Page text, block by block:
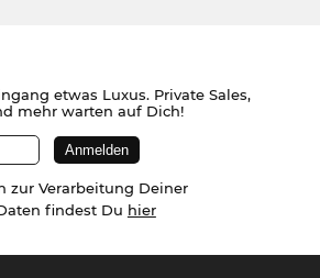
etwas Luxus. Private Sales,
mehr warten auf Dich!
zur Verarbeitung Deiner
findest Du hier